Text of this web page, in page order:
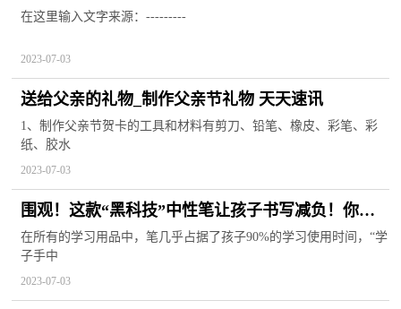
脑子 世界观热点
在这里输入文字来源：---------
2023-07-03
送给父亲的礼物_制作父亲节礼物 天天速讯
1、制作父亲节贺卡的工具和材料有剪刀、铅笔、橡皮、彩笔、彩
纸、胶水
2023-07-03
围观！这款“黑科技”中性笔让孩子书写减负！你还
不知道？
在所有的学习用品中，笔几乎占据了孩子90%的学习使用时间，“学
子手中
2023-07-03